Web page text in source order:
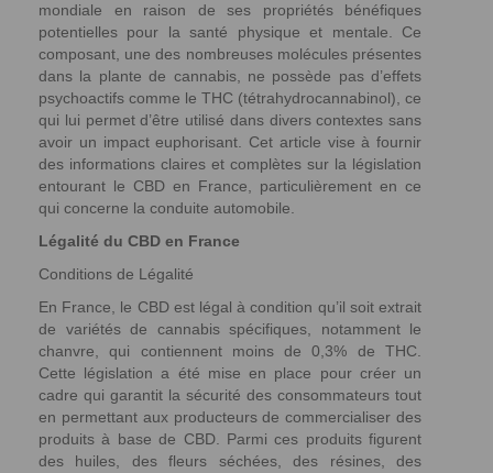
mondiale en raison de ses propriétés bénéfiques
potentielles pour la santé physique et mentale. Ce
composant, une des nombreuses molécules présentes
dans la plante de cannabis, ne possède pas d’effets
psychoactifs comme le THC (tétrahydrocannabinol), ce
qui lui permet d’être utilisé dans divers contextes sans
avoir un impact euphorisant. Cet article vise à fournir
des informations claires et complètes sur la législation
entourant le CBD en France, particulièrement en ce
qui concerne la conduite automobile.
Légalité du CBD en France
Conditions de Légalité
En France, le CBD est légal à condition qu’il soit extrait
de variétés de cannabis spécifiques, notamment le
chanvre, qui contiennent moins de 0,3% de THC.
Cette législation a été mise en place pour créer un
cadre qui garantit la sécurité des consommateurs tout
en permettant aux producteurs de commercialiser des
produits à base de CBD. Parmi ces produits figurent
des huiles, des fleurs séchées, des résines, des